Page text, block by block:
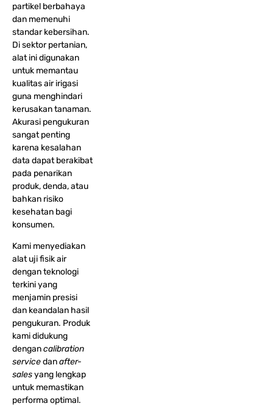
partikel berbahaya
dan memenuhi
standar kebersihan.
Di sektor pertanian,
alat ini digunakan
untuk memantau
kualitas air irigasi
guna menghindari
kerusakan tanaman.
Akurasi pengukuran
sangat penting
karena kesalahan
data dapat berakibat
pada penarikan
produk, denda, atau
bahkan risiko
kesehatan bagi
konsumen.
Kami menyediakan
alat uji fisik air
dengan teknologi
terkini yang
menjamin presisi
dan keandalan hasil
pengukuran. Produk
kami didukung
dengancalibration
servicedanafter-
salesyang lengkap
untuk memastikan
performa optimal.